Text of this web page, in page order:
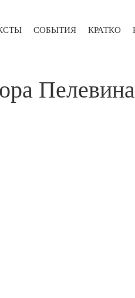
СОБЫТИЯ КРАТКО
Пелевина